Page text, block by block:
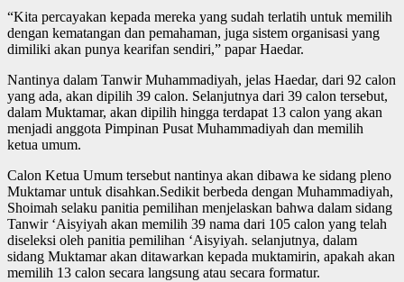
“Kita percayakan kepada mereka yang sudah terlatih untuk memilih
dengan kematangan dan pemahaman, juga sistem organisasi yang
dimiliki akan punya kearifan sendiri,” papar Haedar.
Nantinya dalam Tanwir Muhammadiyah, jelas Haedar, dari 92 calon
yang ada, akan dipilih 39 calon. Selanjutnya dari 39 calon tersebut,
dalam Muktamar, akan dipilih hingga terdapat 13 calon yang akan
menjadi anggota Pimpinan Pusat Muhammadiyah dan memilih
ketua umum.
Calon Ketua Umum tersebut nantinya akan dibawa ke sidang pleno
Muktamar untuk disahkan.Sedikit berbeda dengan Muhammadiyah,
Shoimah selaku panitia pemilihan menjelaskan bahwa dalam sidang
Tanwir ‘Aisyiyah akan memilih 39 nama dari 105 calon yang telah
diseleksi oleh panitia pemilihan ‘Aisyiyah. selanjutnya, dalam
sidang Muktamar akan ditawarkan kepada muktamirin, apakah akan
memilih 13 calon secara langsung atau secara formatur.